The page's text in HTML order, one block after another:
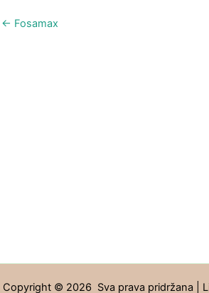
← Fosamax
Copyright © 2026 Sva prava pridržana |